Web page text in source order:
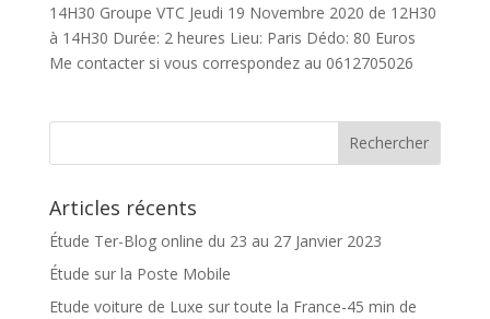
14H30 Groupe VTC Jeudi 19 Novembre 2020 de 12H30
à 14H30 Durée: 2 heures Lieu: Paris Dédo: 80 Euros
Me contacter si vous correspondez au 0612705026
Articles récents
Étude Ter-Blog online du 23 au 27 Janvier 2023
Étude sur la Poste Mobile
Etude voiture de Luxe sur toute la France-45 min de